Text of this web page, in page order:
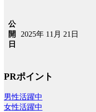
公
開
日
2025年 11月 21日
PRポイント
男性活躍中
女性活躍中